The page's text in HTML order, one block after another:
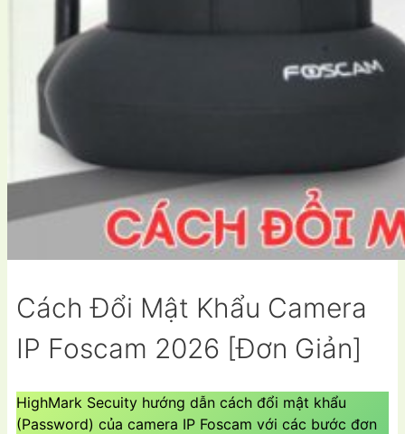
Cách Đổi Mật Khẩu Camera
IP Foscam 2026 [Đơn Giản]
HighMark Secuity hướng dẫn cách đổi mật khẩu
(Password) của camera IP Foscam với các bước đơn